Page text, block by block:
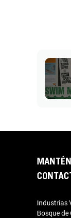
Industrias
Bosque de